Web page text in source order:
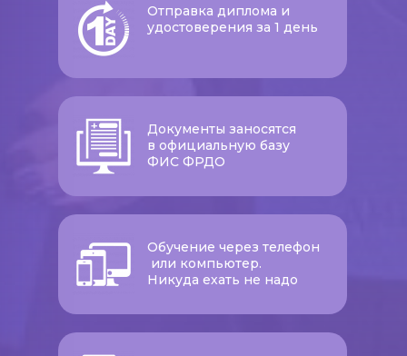
Отправка диплома и
удостоверения за 1 день
Документы заносятся
в официальную базу
ФИС ФРДО
Обучение через телефон
или компьютер.
Никуда ехать не надо